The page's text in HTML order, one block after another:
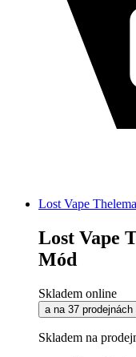
Lost Vape
Lost Vape
Mód
Skladem online
a na 37 prodejnách
Skladem na